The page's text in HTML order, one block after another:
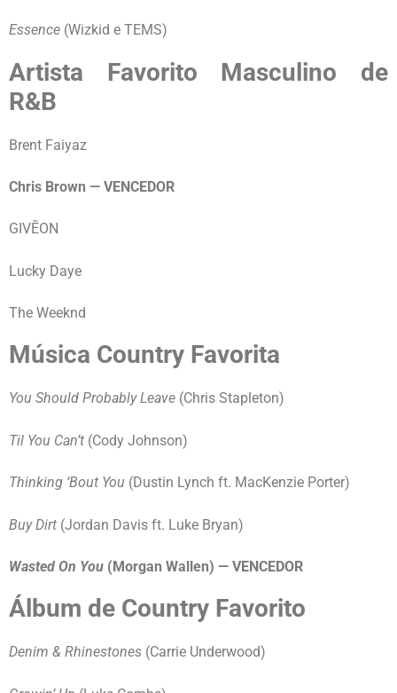
Essence (Wizkid e TEMS)
Artista Favorito Masculino de
R&B
Brent Faiyaz
Chris Brown — VENCEDOR
GIVĒON
Lucky Daye
The Weeknd
Música Country Favorita
You Should Probably Leave (Chris Stapleton)
Til You Can’t (Cody Johnson)
Thinking ‘Bout You (Dustin Lynch ft. MacKenzie Porter)
Buy Dirt (Jordan Davis ft. Luke Bryan)
Wasted On You (Morgan Wallen) — VENCEDOR
Álbum de Country Favorito
Denim & Rhinestones (Carrie Underwood)